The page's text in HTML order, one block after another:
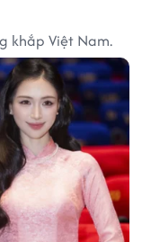
khắp Việt Nam.